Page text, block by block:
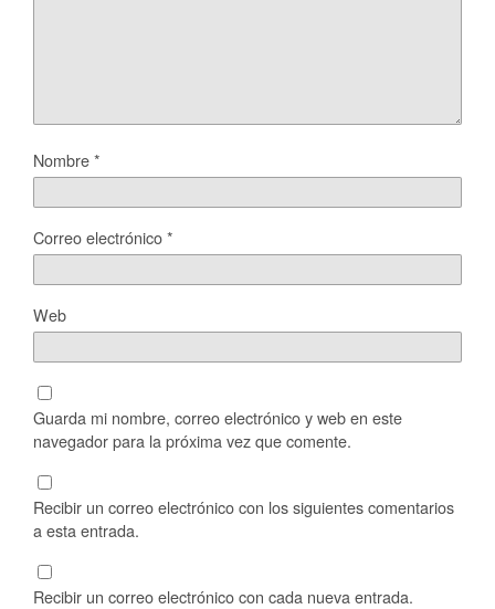
Nombre*
Correo electrónico*
Web
Guarda mi nombre, correo electrónico y web en este
navegador para la próxima vez que comente.
Recibir un correo electrónico con los siguientes comentarios
a esta entrada.
Recibir un correo electrónico con cada nueva entrada.